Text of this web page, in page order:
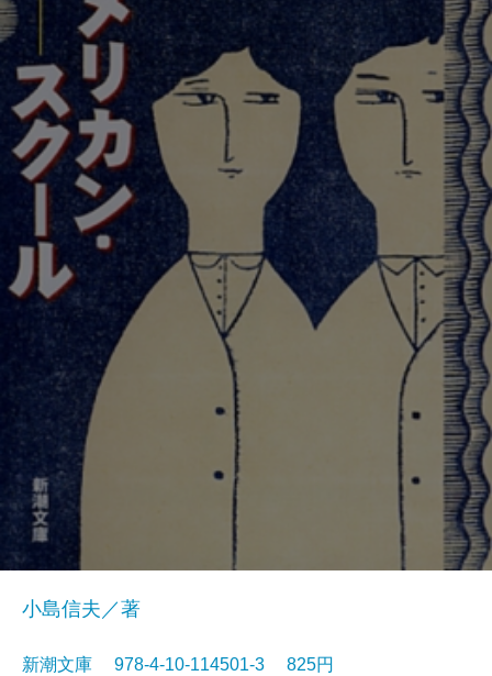
小島信夫／著
新潮文庫 978-4-10-114501-3 825円